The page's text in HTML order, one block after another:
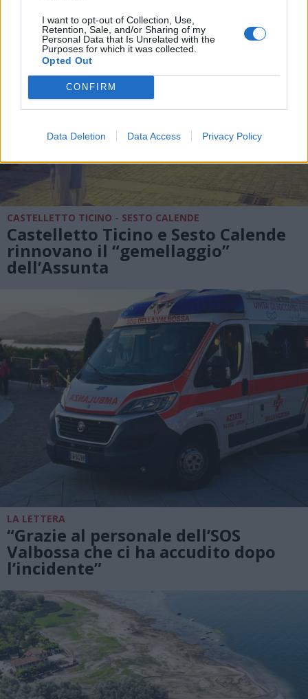
I want to opt-out of Collection, Use,
Retention, Sale, and/or Sharing of my
Personal Data that Is Unrelated with the
Purposes for which it was collected.
Opted Out
CONFIRM
Data Deletion Data Access Privacy Policy
CASTELLETTO TICINO - SESTO CALENDE
Castelletto Ticino e Sesto Calende
rinnovano il “gemellaggio”
dell’Assunta
LA LETTERA
“Grazie al personale dell’SOS
Valbossa che ci ha accudito dopo
l’incidente”